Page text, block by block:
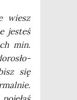
wiesz
jesteś
min.
się